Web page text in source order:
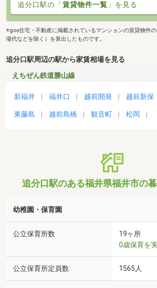
追分口駅の「賃貸物件一覧 」を見る
※goo住宅・不動産に掲載されているマンションの賃貸物件
場代などを除く）を算出したものです。
追分口駅周辺の駅から家賃相場を見る
えちぜん鉄道勝山線
新福井 福井口 越前開発 越前新保
東藤島 越前島橋 観音町 松岡
追分口駅のある福井県福井市の
幼稚園・保育園
公立保育所数
19ヶ所
0歳保育を
公立保育所定員数 1565人